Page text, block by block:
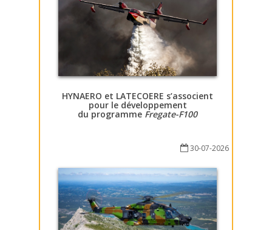
HYNAERO et LATECOERE s’associent
pour le développement
du programme Fregate-F100
30-07-2026